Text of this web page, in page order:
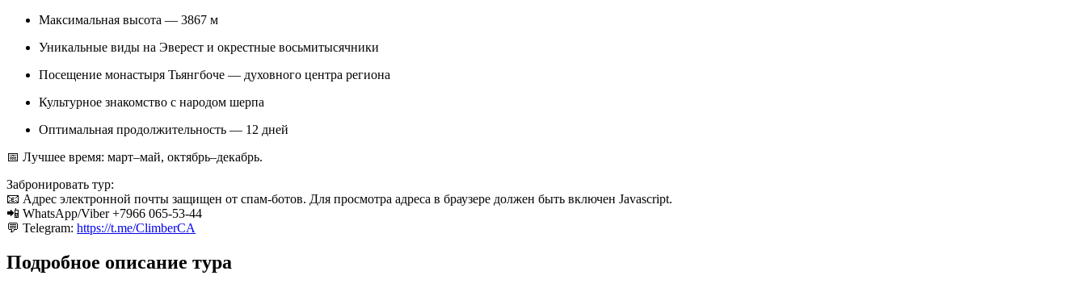
Максимальная высота — 3867 м
Уникальные виды на Эверест и окрестные восьмитысячники
Посещение монастыря Тьянгбоче — духовного центра региона
Культурное знакомство с народом шерпа
Оптимальная продолжительность — 12 дней
📅 Лучшее время: март–май, октябрь–декабрь.
Забронировать тур:
📧 Адрес электронной почты защищен от спам-ботов. Для просмотра адреса в браузере должен быть включен Javascript.
📲 WhatsApp/Viber +7966 065-53-44
💬 Telegram: https://t.me/ClimberCA
Подробное описание тура